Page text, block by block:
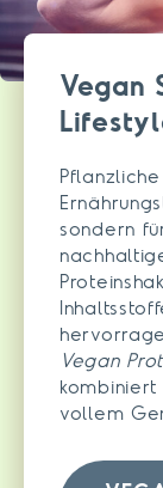
Vegan
sondern
Vegan
vollem